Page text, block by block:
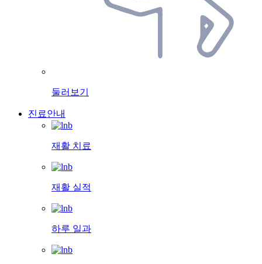
둘러보기
진료안내
재활 치료
재활 실적
하루 일과